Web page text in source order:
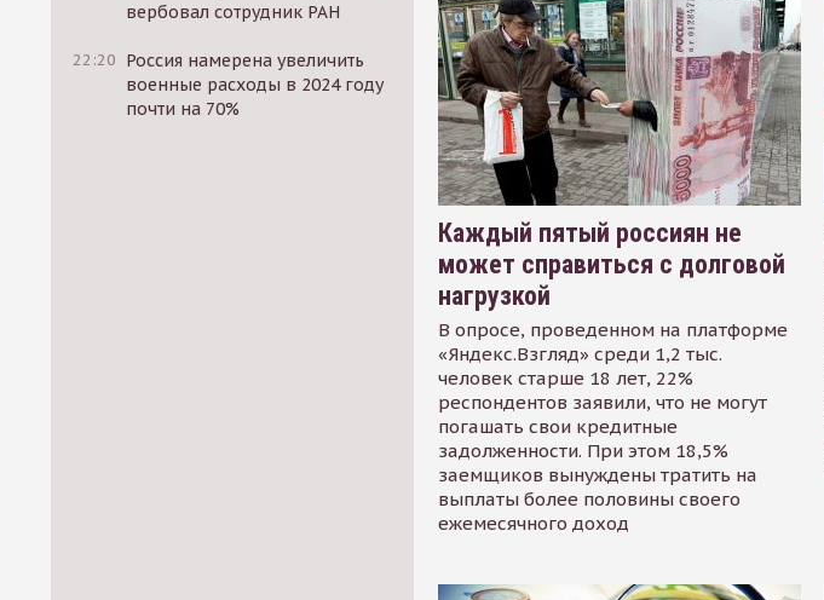
вербовал сотрудник РАН
22:20 Россия намерена увеличить
военные расходы в 2024 году
почти на 70%
Каждый пятый россиян не
может справиться с долговой
нагрузкой
В опросе, проведенном на платформе
«Яндекс.Взгляд» среди 1,2 тыс.
человек старше 18 лет, 22%
респондентов заявили, что не могут
погашать свои кредитные
задолженности. При этом 18,5%
заемщиков вынуждены тратить на
выплаты более половины своего
ежемесячного доход